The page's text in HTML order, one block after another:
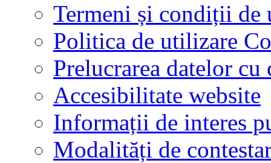
Termeni și condiții de
Politica de utilizare
Prelucrarea datelor cu
Accesibilitate website
Informații de interes
Modalități de